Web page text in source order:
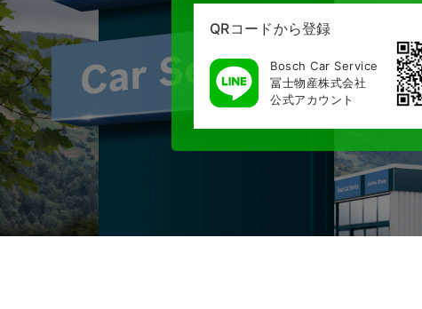
QRコードから登録
Bosch Car Service
冨士物産株式会社
公式アカウント